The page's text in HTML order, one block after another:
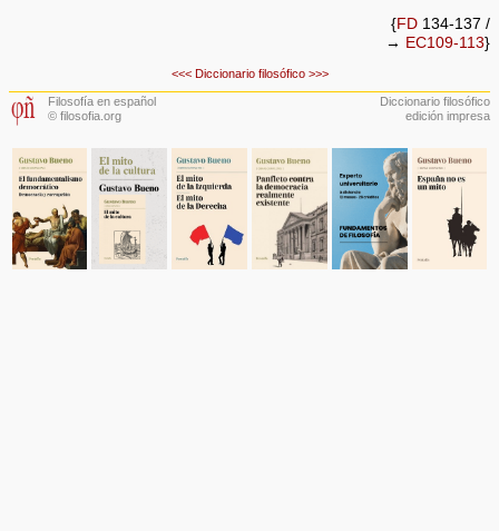
{FD134-137 /
→ EC109-113}
<<< Diccionario filosófico >>>
Filosofía en español
© filosofia.org
Diccionario filosófico
edición impresa